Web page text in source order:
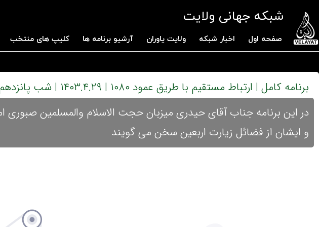
شبکه جهانی ولایت
صفحه اول اخبار شبکه ولایت یاوران آرشیو برنامه ها کلیپ های منتخب
برنامه کامل | ارتباط مستقیم با طریق عمود ۱۰۸۰ | ۱۴۰۳.۴.۲۹ | شب پانزدهم صفر
در این برنامه جناب آقای حیدری میزبان حجت الاسلام والمسلمین
و ایشان از فضائل زیارت اربعین سخن می گویند